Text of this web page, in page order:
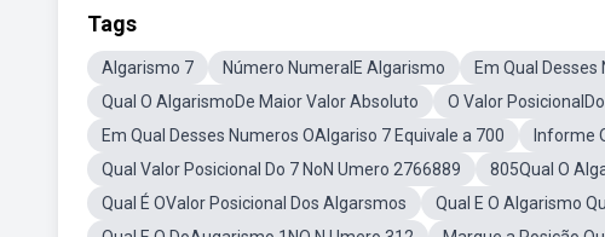
Tags
Algarismo 7 Número NumeralE Algarismo
Em Qual
Qual O AlgarismoDe Maior Valor Absoluto
O Valor
Em Qual Desses Numeros OAlgariso 7 Equivale a 700
Informe
Qual Valor Posicional Do 7 NoN Umero 2766889
805Qual O
Qual É OValor Posicional Dos Algarsmos
Qual E O Algarismo